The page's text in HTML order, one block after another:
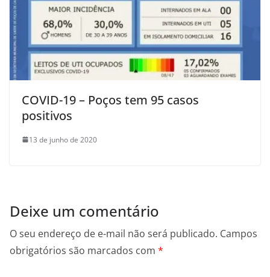
COVID-19 – Poços tem 95 casos
positivos
13 de junho de 2020
Deixe um comentário
O seu endereço de e-mail não será publicado. Campos
obrigatórios são marcados com *